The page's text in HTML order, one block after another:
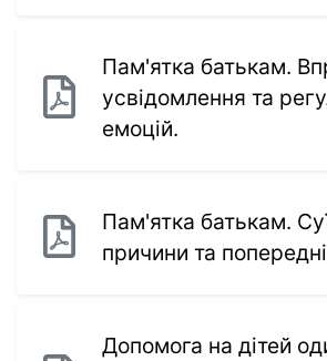
Пам'ятка батькам.
усвідомлення та
емоцій.
Пам'ятка батькам.
причини та
Допомога на дітей